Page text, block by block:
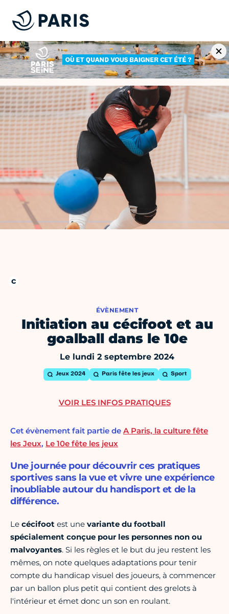
ÉVÈNEMENT
Initiation au cécifoot et au
goalball dans le 10e
Le lundi 2 septembre 2024
Jeux 2024 Paris fête les jeux Sport
Cet évènement fait partie de A Paris, la culture fête
les Jeux, Le 10e fête les jeux
Une journée pour découvrir ces pratiques
sportives sans la vue et vivre une expérience
inoubliable autour du handisport et de la
différence.
Le cécifoot est une variante du football
spécialement conçue pour les personnes non ou
malvoyantes. Si les règles et le but du jeu restent les
mêmes, on note quelques adaptations pour tenir
compte du handicap visuel des joueurs, à commencer
par un ballon plus petit qui contient des grelots à
l'intérieur et émet donc un son en roulant.
VOIR LES INFOS PRATIQUES